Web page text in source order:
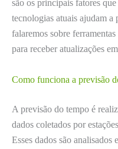
são os principais fatores
tecnologias atuais ajudam a
falaremos sobre
para receber atualizações
Como funciona a previsão
A previsão do tempo é
dados coletados por
Esses dados são analisados